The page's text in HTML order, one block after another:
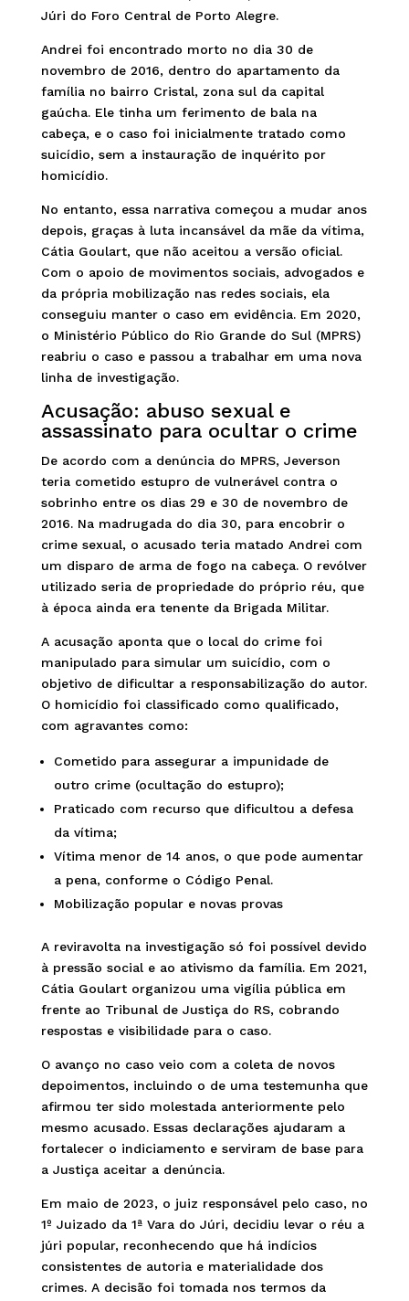
Júri do Foro Central de Porto Alegre.
Andrei foi encontrado morto no dia 30 de
novembro de 2016, dentro do apartamento da
família no bairro Cristal, zona sul da capital
gaúcha. Ele tinha um ferimento de bala na
cabeça, e o caso foi inicialmente tratado como
suicídio, sem a instauração de inquérito por
homicídio.
No entanto, essa narrativa começou a mudar anos
depois, graças à luta incansável da mãe da vítima,
Cátia Goulart, que não aceitou a versão oficial.
Com o apoio de movimentos sociais, advogados e
da própria mobilização nas redes sociais, ela
conseguiu manter o caso em evidência. Em 2020,
o Ministério Público do Rio Grande do Sul (MPRS)
reabriu o caso e passou a trabalhar em uma nova
linha de investigação.
Acusação: abuso sexual e
assassinato para ocultar o crime
De acordo com a denúncia do MPRS, Jeverson
teria cometido estupro de vulnerável contra o
sobrinho entre os dias 29 e 30 de novembro de
2016. Na madrugada do dia 30, para encobrir o
crime sexual, o acusado teria matado Andrei com
um disparo de arma de fogo na cabeça. O revólver
utilizado seria de propriedade do próprio réu, que
à época ainda era tenente da Brigada Militar.
A acusação aponta que o local do crime foi
manipulado para simular um suicídio, com o
objetivo de dificultar a responsabilização do autor.
O homicídio foi classificado como qualificado,
com agravantes como:
Cometido para assegurar a impunidade de
outro crime (ocultação do estupro);
Praticado com recurso que dificultou a defesa
da vítima;
Vítima menor de 14 anos, o que pode aumentar
a pena, conforme o Código Penal.
Mobilização popular e novas provas
A reviravolta na investigação só foi possível devido
à pressão social e ao ativismo da família. Em 2021,
Cátia Goulart organizou uma vigília pública em
frente ao Tribunal de Justiça do RS, cobrando
respostas e visibilidade para o caso.
O avanço no caso veio com a coleta de novos
depoimentos, incluindo o de uma testemunha que
afirmou ter sido molestada anteriormente pelo
mesmo acusado. Essas declarações ajudaram a
fortalecer o indiciamento e serviram de base para
a Justiça aceitar a denúncia.
Em maio de 2023, o juiz responsável pelo caso, no
1º Juizado da 1ª Vara do Júri, decidiu levar o réu a
júri popular, reconhecendo que há indícios
consistentes de autoria e materialidade dos
crimes. A decisão foi tomada nos termos da